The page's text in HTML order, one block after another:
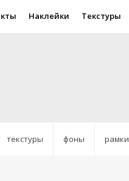
Наклейки Текстуры
текстуры фоны рамки